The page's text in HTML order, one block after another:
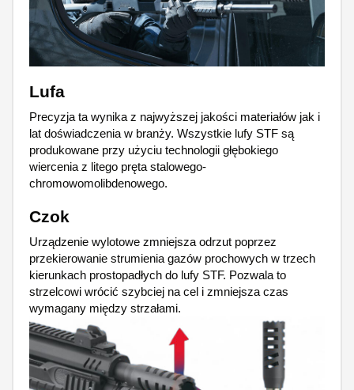
Lufa
Precyzja ta wynika z najwyższej jakości materiałów jak i
lat doświadczenia w branży. Wszystkie lufy STF są
produkowane przy użyciu technologii głębokiego
wiercenia z litego pręta stalowego-
chromowomolibdenowego.
Czok
Urządzenie wylotowe zmniejsza odrzut poprzez
przekierowanie strumienia gazów prochowych w trzech
kierunkach prostopadłych do lufy STF. Pozwala to
strzelcowi wrócić szybciej na cel i zmniejsza czas
wymagany między strzałami.